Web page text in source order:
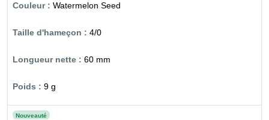
Watermelon Seed
4/0
60 mm
9 g
Nouveauté